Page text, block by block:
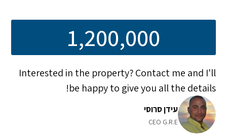
1,200,000
Interested in the property? Contact me and I'll
be happy to give you all the details!
עידן סרוסי
CEO G.R.E